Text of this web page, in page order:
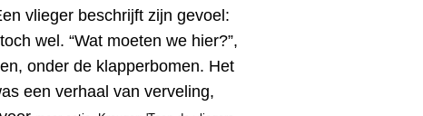
vlieger beschrijft zijn gevoel:
wel. “Wat moeten we hier?”,
onder de klapperbomen. Het
een verhaal van verveling,